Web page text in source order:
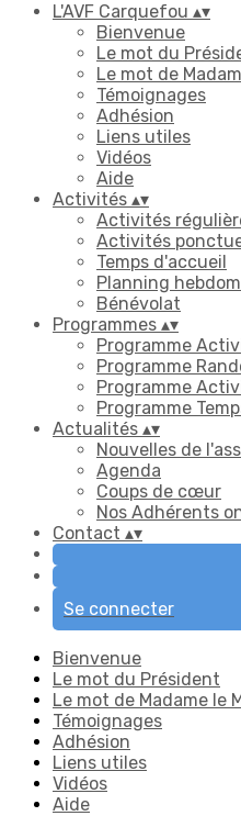
L'AVF Carquefou ▴▾
Bienvenue
Le mot du
Le mot de
Témoignages
Adhésion
Liens utiles
Vidéos
Aide
Activités ▴▾
Activités
Activités
Temps d'accueil
Planning
Bénévolat
Programmes ▴▾
Programme
Programme
Programme
Programme
Actualités ▴▾
Nouvelles de
Agenda
Coups de cœur
Nos Adhérents
Contact ▴▾
Se connecter
Bienvenue
Le mot du Président
Le mot de Madame le
Témoignages
Adhésion
Liens utiles
Vidéos
Aide